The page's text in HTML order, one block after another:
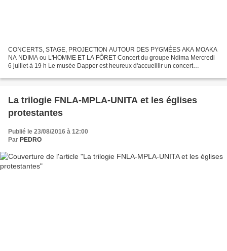
CONCERTS, STAGE, PROJECTION AUTOUR DES PYGMÉES AKA MOAKA
NA NDIMA ou L'HOMME ET LA FÔRET Concert du groupe Ndima Mercredi
6 juillet à 19 h Le musée Dapper est heureux d'accueillir un concert
La trilogie FNLA-MPLA-UNITA et les églises
protestantes
Publié le 23/08/2016 à 12:00
Par PEDRO